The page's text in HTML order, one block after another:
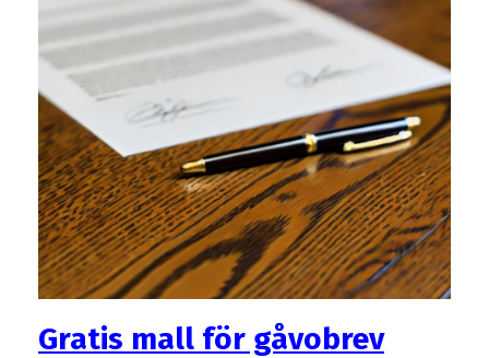
Gratis mall för gåvobrev